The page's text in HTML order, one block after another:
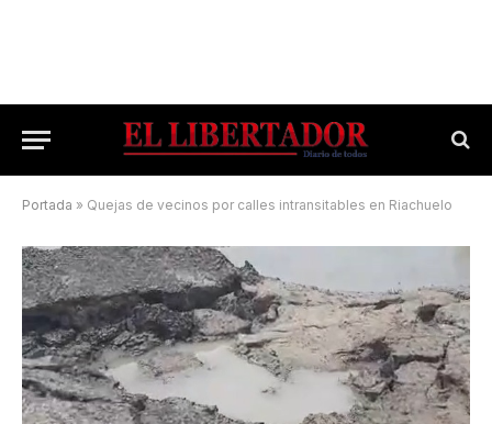
Portada » Quejas de vecinos por calles intransitables en Riachuelo